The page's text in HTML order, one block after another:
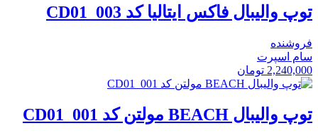
توپ والیبال فاکس ایتالیا کد CD01_003
فروشنده
سام اسپرت
2,240,000 تومان
توپ والیبال BEACH مولتن کد CD01_001